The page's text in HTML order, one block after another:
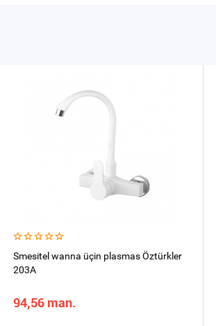
Smesitel wanna üçin plasmas Öztürkler
203A
94,56 man.